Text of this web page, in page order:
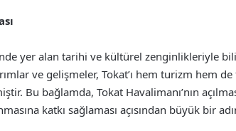
yer alan tarihi ve kültürel zenginlikleriyle
ve gelişmeler, Tokat’ı hem turizm hem
Bu bağlamda, Tokat Havalimanı’nın
katkı sağlaması açısından büyük bir